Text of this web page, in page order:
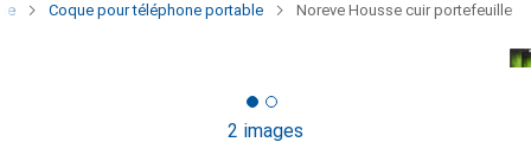
Coque pour téléphone portable Noreve Housse cuir portefeuille
2 images